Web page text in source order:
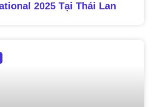
2025 Tại Thái Lan